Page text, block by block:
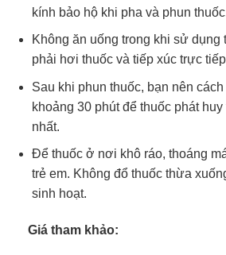
kính bảo hộ khi pha và phun
Không ăn uống trong khi sử dụng
phải hơi thuốc và tiếp xúc trực
Sau khi phun thuốc, bạn nên
khoảng 30 phút để thuốc phát
nhất.
Để thuốc ở nơi khô ráo, thoáng
trẻ em. Không đổ thuốc thừa
sinh hoạt.
Giá tham khảo: